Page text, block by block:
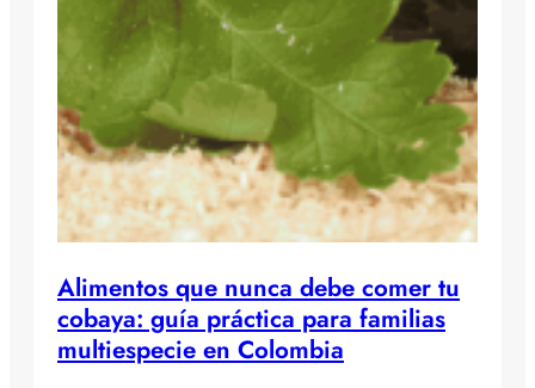
Alimentos que nunca debe comer tu
cobaya: guía práctica para familias
multiespecie en Colombia